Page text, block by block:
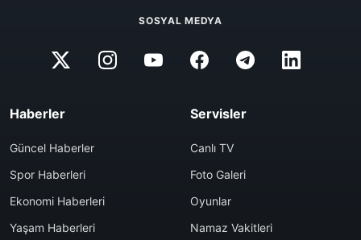
SOSYAL MEDYA
Haberler
Güncel Haberler
Spor Haberleri
Ekonomi Haberleri
Yaşam Haberleri
Servisler
Canlı TV
Foto Galeri
Oyunlar
Namaz Vakitleri